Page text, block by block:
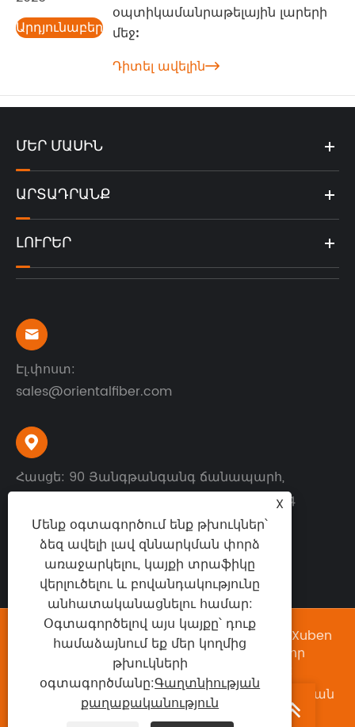
Արդյունաբերության
օպտիկամանրաթելային լարերի
մեջ:
Դիտել ավելին
ՄԵՐ ՄԱՍԻՆ
ԱՐՏԱԴՐԱՆՔ
ԼՈՒՐԵՐ

Էլ.փոստ:
sales@orientalfiber.com

Հասցե: 90 Յանգթանգանգ ճանապարհ,
Տնտեսական զարգացման գոտի, Ջուրոնգ
քաղաք, Ցզյանսու նահանգ, Չինաստան
Հեղինակային իրավունք © 2025 Jiangsu Xuben
Photoelectric Technology Co., Ltd. Բոլոր
իրավունքները պաշտպանված են:
| Sitemap | RSS | XML | Գաղտնիության
քաղաքականություն
X
Մենք օգտագործում ենք թխուկներ՝
ձեզ ավելի լավ զննարկման փորձ
առաջարկելու, կայքի տրաֆիկը
վերլուծելու և բովանդակությունը
անհատականացնելու համար:
Օգտագործելով այս կայքը՝ դուք
համաձայնում եք մեր կողմից
թխուկների
օգտագործմանը:Գաղտնիության
քաղաքականություն